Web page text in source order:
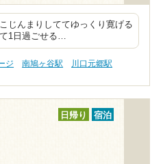
じんまりしててゆっくり寛げる
1日過ごせる…
ジ 南鳩ヶ谷駅
川口元郷駅
日帰り 宿泊